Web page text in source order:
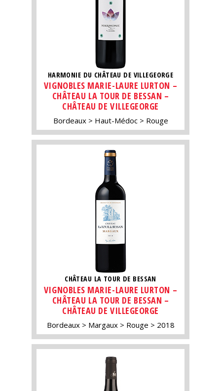
HARMONIE DU CHÂTEAU DE VILLEGEORGE
VIGNOBLES MARIE-LAURE LURTON –
CHÂTEAU LA TOUR DE BESSAN –
CHÂTEAU DE VILLEGEORGE
Bordeaux Haut-Médoc Rouge
CHÂTEAU LA TOUR DE BESSAN
VIGNOBLES MARIE-LAURE LURTON –
CHÂTEAU LA TOUR DE BESSAN –
CHÂTEAU DE VILLEGEORGE
Bordeaux Margaux Rouge 2018